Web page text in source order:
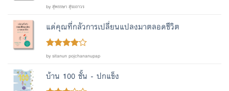
Rated 5out
by สุพรรษา สุระถาวร
แด่คุณที่กลัวการเปลี่ยนแปลงมาตลอดชีวิต
Rated4
by sitanun pojchananupap
บ้าน 100 ชั้น - ปกแข็ง